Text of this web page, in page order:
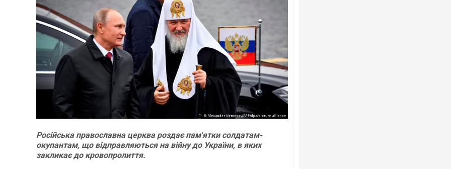
Російська православна церква роздає пам'ятки солдатам-
окупантам, що відправляються на війну до України, в яких
закликає до кровопролиття.